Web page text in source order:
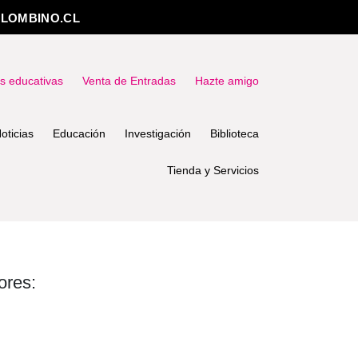
educativas Venta de Entradas Hazte amigo
Educación Investigación Biblioteca
Tienda y Servicios